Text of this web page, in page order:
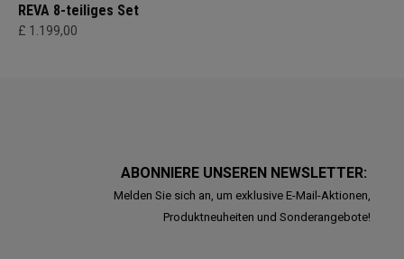
REVA 8-teiliges Set
£ 1.199,00
ABONNIERE UNSEREN NEWSLETTER:
Melden Sie sich an, um exklusive E-Mail-Aktionen,
Produktneuheiten und Sonderangebote!